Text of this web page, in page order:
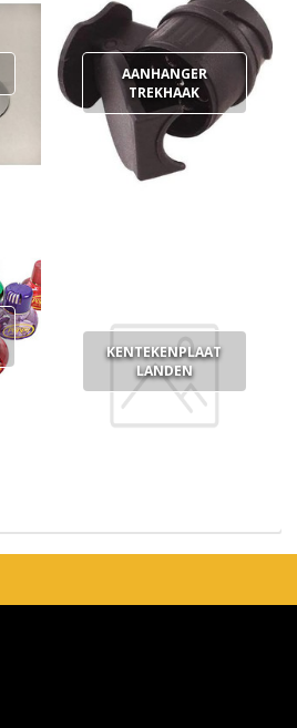
AANHANGER
TREKHAAK
KENTEKENPLAAT
LANDEN